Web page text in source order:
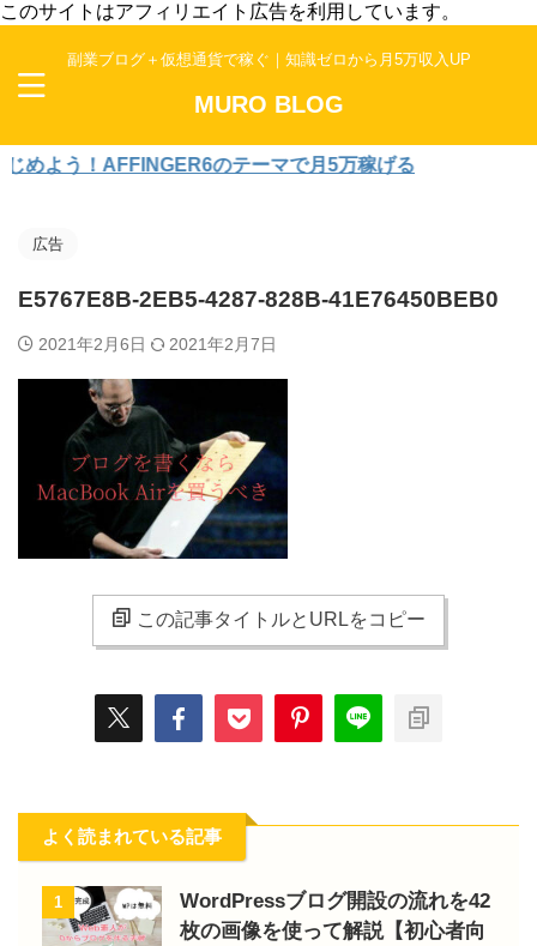
このサイトはアフィリエイト広告を利用しています。
副業ブログ＋仮想通貨で稼ぐ｜知識ゼロから月5万収入UP
MURO BLOG
う！AFFINGER6のテーマで月5万稼げる
広告
E5767E8B-2EB5-4287-828B-41E76450BEB0
2021年2月6日 2021年2月7日
この記事タイトルとURLをコピー
よく読まれている記事
1
WordPressブログ開設の流れを42
枚の画像を使って解説【初心者向